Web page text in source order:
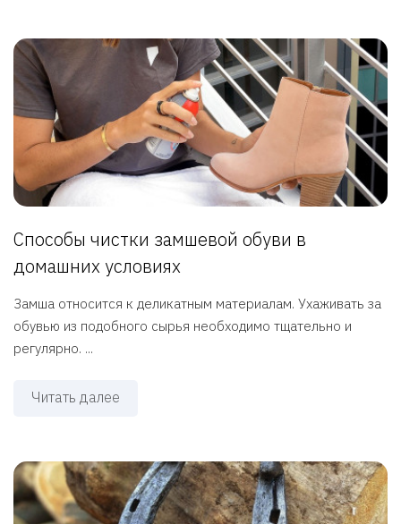
Способы чистки замшевой обуви в
домашних условиях
Замша относится к деликатным материалам. Ухаживать за
обувью из подобного сырья необходимо тщательно и
регулярно. ...
Читать далее